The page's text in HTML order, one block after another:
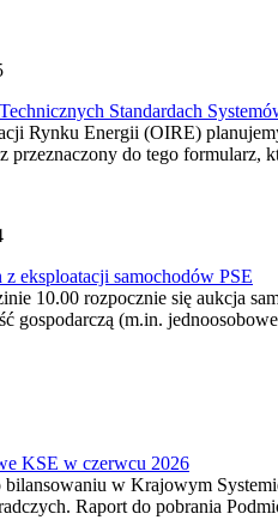
Standardach
Rynku Energii (OIRE)
przeznaczony do tego formularz,
eksploatacji samochodów PSE
10.00 rozpocznie się aukcja
gospodarczą (m.in.
KSE w czerwcu 2026
bilansowaniu w Krajowym
Raport do pobrania